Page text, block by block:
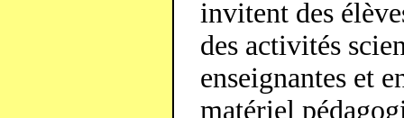
invitent des
des activités
enseignantes et
matériel